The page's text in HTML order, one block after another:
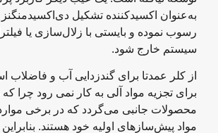
به‌عنوان اکسید‌کننده تشکیل
رسوب نموده و بایستی با زلال‌سازی یا
سیستم خارج شود.
از کلر عمدتا برای گندزدایی آب و فاضلاب
برای تجزیه مواد آلی به کار نمی رود چرا که
محصولات جانبی می‌گردد که در برخی
مواد پیش‌سازهای اولیه خود هستند. بنابراین